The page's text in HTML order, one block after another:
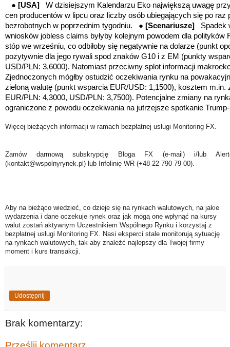
● [USA] W dzisiejszym Kalendarzu Eko największą uwagę
cen producentów w lipcu oraz liczby osób ubiegających się po raz
bezrobotnych w poprzednim tygodniu. ● [Scenariusze] Spadek
wniosków jobless claims byłyby kolejnym powodem dla polityków
stóp we wrześniu, co odbiłoby się negatywnie na dolarze (punkt
pozytywnie dla jego rywali spod znaków G10 i z EM (punkty
USD/PLN: 3,6000). Natomiast przeciwny splot informacji
Zjednoczonych mógłby ostudzić oczekiwania rynku na
zieloną walutę (punkt wsparcia EUR/USD: 1,1500), kosztem m.in.
EUR/PLN: 4,3000, USD/PLN: 3,7500). Potencjalne zmiany na
ograniczone z powodu oczekiwania na jutrzejsze spotkanie
Więcej bieżących informacji w ramach bezpłatnej usługi Monitoring FX.
Zamów darmową subskrypcję Bloga FX (e-mail) i/lub
(kontakt@wspolnyrynek.pl) lub Infolinię WR (+48 22 790 79 00).
Aby na bieżąco wiedzieć, co dzieje się na rynkach walutowych, na jakie
wydarzenia i dane oczekuje rynek oraz jak mogą one wpłynąć na kursy
walut zostań aktywnym Uczestnikiem Wspólnego Rynku i korzystaj z
bezpłatnej usługi Monitoring FX. Nasi eksperci stale monitorują sytuację
na rynkach walutowych, tak aby znaleźć najlepszy dla Twojej firmy
moment i kurs transakcji.
Udostępnij
Brak komentarzy: